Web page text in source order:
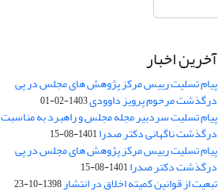
آخرین اخبار
پیام تسلیت رییس مرکز پژوهش های مجلس در پی
درگذشت مرحوم پرویز داوودی1403-02-01
پیام تسلیت سردبیر مجله مجلس و راهبرد به مناسبت
درگذشت ناگهانی دکتر صدرا1401-08-15
پیام تسلیت رییس مرکز پژوهش های مجلس در پی
درگذشت دکتر صدرا1401-08-15
تبعیت از قوانین کمیته اخلاق در انتشار1398-10-23